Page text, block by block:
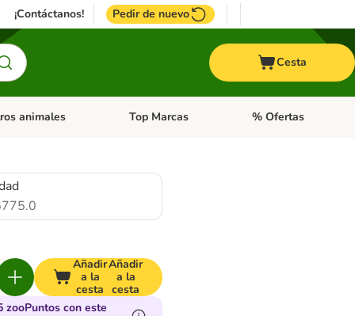
¡Contáctanos! Pedir de nuevo
Cesta
y +
de categoria abierto: Pájaros
animales Menú de categoria abierto: Otros animales
Top Marcas Menú de categoria
% Ofertas
Añadir
a la
cesta
Añadir
a la
cesta
zooPuntos con este